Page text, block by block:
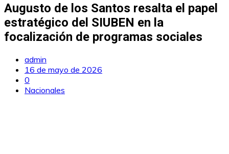
Augusto de los Santos resalta el papel
estratégico del SIUBEN en la
focalización de programas sociales
admin
16 de mayo de 2026
0
Nacionales